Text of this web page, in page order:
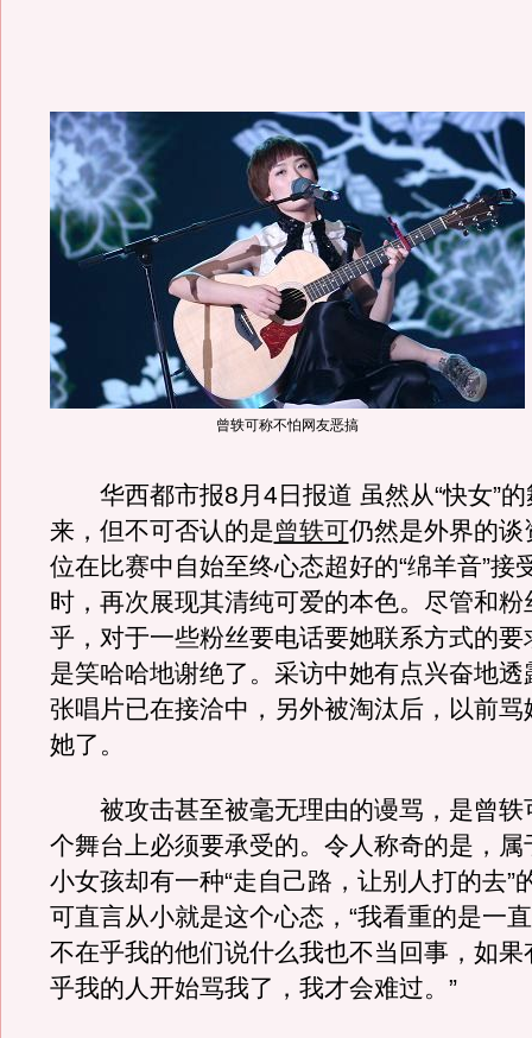
曾轶可称不怕网友恶搞
华西都市报8月4日报道 虽然从“快女”的
来，但不可否认的是曾轶可仍然是外界的谈
位在比赛中自始至终心态超好的“绵羊音”接
时，再次展现其清纯可爱的本色。尽管和粉
乎，对于一些粉丝要电话要她联系方式的要
是笑哈哈地谢绝了。采访中她有点兴奋地透
张唱片已在接洽中，另外被淘汰后，以前骂
她了。
被攻击甚至被毫无理由的谩骂，是曾轶
个舞台上必须要承受的。令人称奇的是，
小女孩却有一种“走自己路，让别人打的去”
可直言从小就是这个心态，“我看重的是一
不在乎我的他们说什么我也不当回事，如果
乎我的人开始骂我了，我才会难过。”